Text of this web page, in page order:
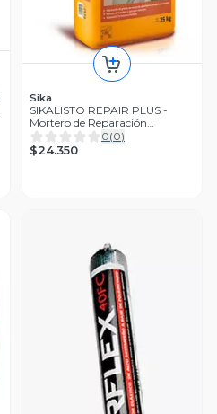
Sika
SIKALISTO REPAIR PLUS -
Mortero de Reparación
expansivo, Sac 25Kg
0(0)
$24.350